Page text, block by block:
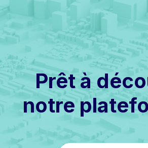
Prêt à
notre